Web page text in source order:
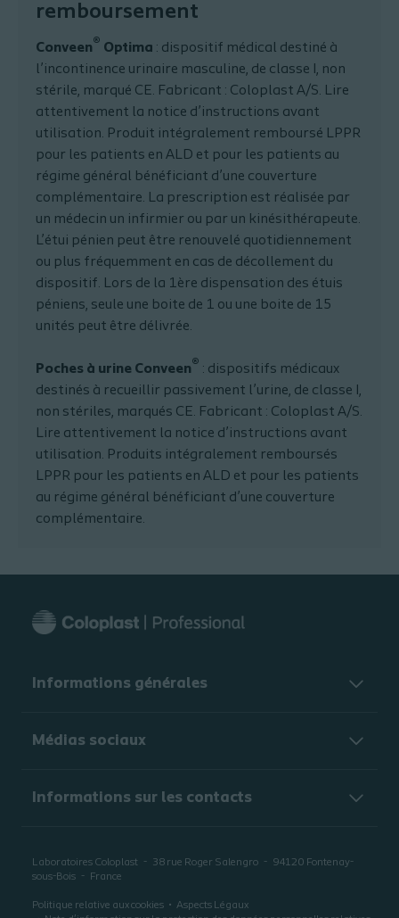
remboursement
Conveen® Optima : dispositif médical destiné à
l’incontinence urinaire masculine, de classe I, non
stérile, marqué CE. Fabricant : Coloplast A/S. Lire
attentivement la notice d’instructions avant
utilisation. Produit intégralement remboursé LPPR
pour les patients en ALD et pour les patients au
régime général bénéficiant d’une couverture
complémentaire. La prescription est réalisée par
un médecin un infirmier ou par un kinésithérapeute.
L’étui pénien peut être renouvelé quotidiennement
ou plus fréquemment en cas de décollement du
dispositif. Lors de la 1ère dispensation des étuis
péniens, seule une boite de 1 ou une boite de 15
unités peut être délivrée.
Poches à urine Conveen® : dispositifs médicaux
destinés à recueillir passivement l’urine, de classe I,
non stériles, marqués CE. Fabricant : Coloplast A/S.
Lire attentivement la notice d’instructions avant
utilisation. Produits intégralement remboursés
LPPR pour les patients en ALD et pour les patients
au régime général bénéficiant d’une couverture
complémentaire.
Informations générales​
Médias sociaux
Informations sur les contacts
Laboratoires Coloplast 38 rue Roger Salengro 94120 Fontenay-
sous-Bois
France
Politique relative aux cookies
Aspects Légaux